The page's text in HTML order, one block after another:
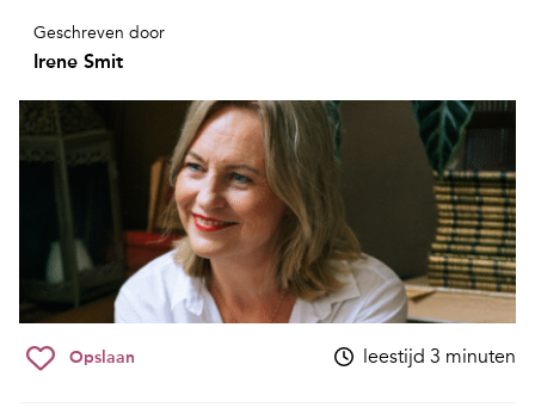
Geschreven door
Irene Smit
Opslaan leestijd 3 minuten